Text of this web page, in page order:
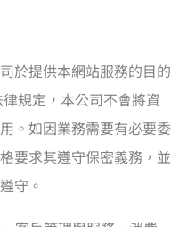
於提供本網站服務的目的
規定，本公司不會將資
。如因業務需要有必要委
要求其遵守保密義務，並
守。